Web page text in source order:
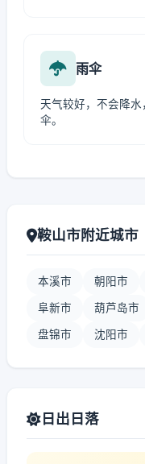
雨伞
天气较好，不会降
伞。
鞍山市附近城市
本溪市 朝阳市
阜新市 葫芦岛市
盘锦市 沈阳市
日出日落